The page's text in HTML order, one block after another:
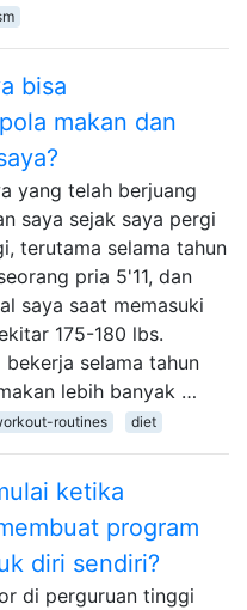
bisa
makan dan
yang telah berjuang
saya sejak saya pergi
terutama selama tahun
pria 5'11, dan
saya saat memasuki
175-180 lbs.
bekerja selama tahun
lebih banyak …
routines diet
ketika
program
diri sendiri?
di perguruan tinggi